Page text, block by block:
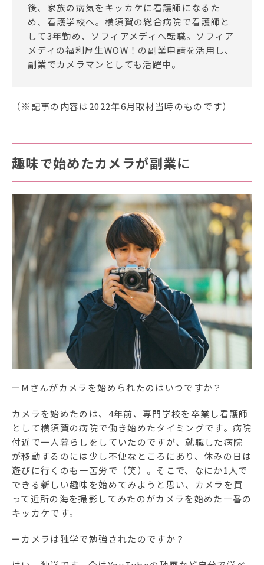
後、家族の病気をキッカケに看護師になるた
め、看護学校へ。横須賀の総合病院で看護師と
して3年勤め、ソフィアメディへ転職。ソフィア
メディの福利厚生WOW！の副業申請を活用し、
副業でカメラマンとしても活躍中。
（※記事の内容は2022年6月取材当時のものです）
趣味で始めたカメラが副業に
ーMさんがカメラを始められたのはいつですか？
カメラを始めたのは、4年前、専門学校を卒業し看護師
として横須賀の病院で働き始めたタイミングです。病院
付近で一人暮らしをしていたのですが、就職した病院
が移動するのには少し不便なところにあり、休みの日は
遊びに行くのも一苦労で（笑）。そこで、なにか1人で
できる新しい趣味を始めてみようと思い、カメラを買
って近所の海を撮影してみたのがカメラを始めた一番の
キッカケです。
ーカメラは独学で勉強されたのですか？